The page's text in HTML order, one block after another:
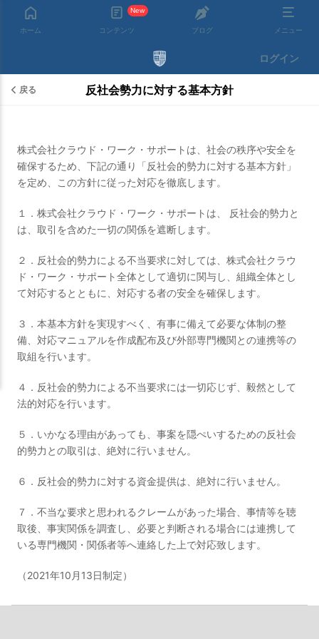
ホーム
New
コンテンツ ブログ メニュー
ログイン
戻る 反社会勢力に対する基本方針
株式会社クラウド・ワーク・サポートは、社会の秩序や安全を
確保するため、下記の通り「反社会的勢力に対する基本方針」
を定め、この方針に従った対応を徹底します。
１．株式会社クラウド・ワーク・サポートは、 反社会的勢力と
は、取引を含めた一切の関係を遮断します。
２．反社会的勢力による不当要求に対しては、株式会社クラウ
ド・ワーク・サポート全体として適切に関与し、組織全体とし
て対応するとともに、対応する者の安全を確保します。
３．本基本方針を実現すべく、有事に備えて必要な体制の整
備、対応マニュアルを作成配布及び外部専門機関との連携等の
取組を行います。
４．反社会的勢力による不当要求には一切応じず、毅然として
法的対応を行います。
５．いかなる理由があっても、事案を隠ぺいするための反社会
的勢力との取引は、絶対に行いません。
６．反社会的勢力に対する資金提供は、絶対に行いません。
７．不当な要求と思われるクレームがあった場合、事情等を聴
取後、事実関係を調査し、必要と判断される場合には連携して
いる専門機関・関係者等へ連絡した上で対応致します。
（2021年10月13日制定）